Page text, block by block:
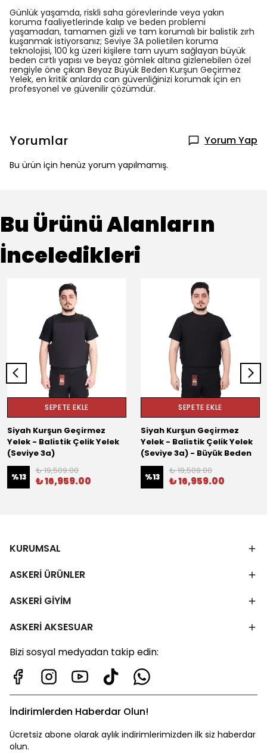
Günlük yaşamda, riskli saha görevlerinde veya yakın
koruma faaliyetlerinde kalıp ve beden problemi
yaşamadan, tamamen gizli ve tam korumalı bir balistik zırh
kuşanmak istiyorsanız; Seviye 3A polietilen koruma
teknolojisi, 100 kg üzeri kişilere tam uyum sağlayan büyük
beden cırtlı yapısı ve beyaz gömlek altına gizlenebilen özel
rengiyle öne çıkan Beyaz Büyük Beden Kurşun Geçirmez
Yelek, en kritik anlarda can güvenliğinizi korumak için en
profesyonel ve güvenilir çözümdür.
Yorumlar Yorum Yap
Bu ürün için henüz yorum yapılmamış.
Bu Ürünü Alanların
İnceledikleri
SEPETE EKLE
Siyah Kurşun Geçirmez
Yelek - Balistik Çelik Yelek
(Seviye 3a)
%13
₺ 19,509.00
₺ 16,959.00
SEPETE EKLE
Siyah Kurşun Geçirmez
Yelek - Balistik Çelik Yelek
(Seviye 3a) - Büyük Beden
%13
₺ 19,509.00
₺ 16,959.00
KURUMSAL
ASKERİ ÜRÜNLER
ASKERİ GİYİM
ASKERİ AKSESUAR
Bizi sosyal medyadan takip edin:
İndirimlerden Haberdar Olun!
Ücretsiz abone olarak aylık indirimlerimizden ilk siz haberdar
olun.